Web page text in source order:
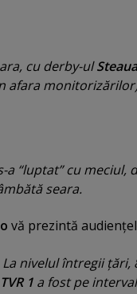
cu derby-ul
afara
a “luptat” cu meciul,
seara.
vă prezintă
La nivelul întregii ţări,
TVR 1 a fost pe